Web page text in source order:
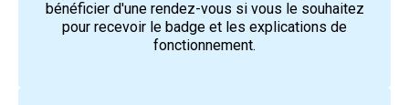
bénéficier d'une rendez-vous si vous le souhaitez
pour recevoir le badge et les explications de
fonctionnement.